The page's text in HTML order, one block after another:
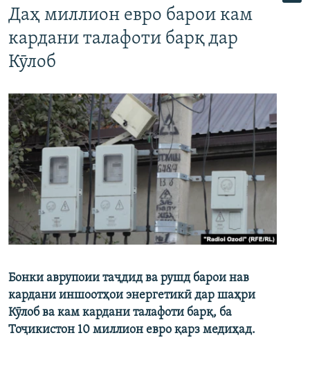
Даҳ миллион евро барои кам
кардани талафоти барқ дар
Кӯлоб
Бонки аврупоии таҷдид ва рушд барои нав
кардани иншоотҳои энергетикӣ дар шаҳри
Кӯлоб ва кам кардани талафоти барқ, ба
Тоҷикистон 10 миллион евро қарз медиҳад.